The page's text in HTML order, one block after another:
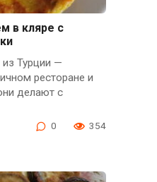
в кляре с
из Турции —
ресторане и
делают с
0 354